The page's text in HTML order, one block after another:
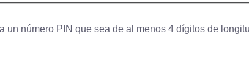
un número PIN que sea de al menos 4 dígitos de